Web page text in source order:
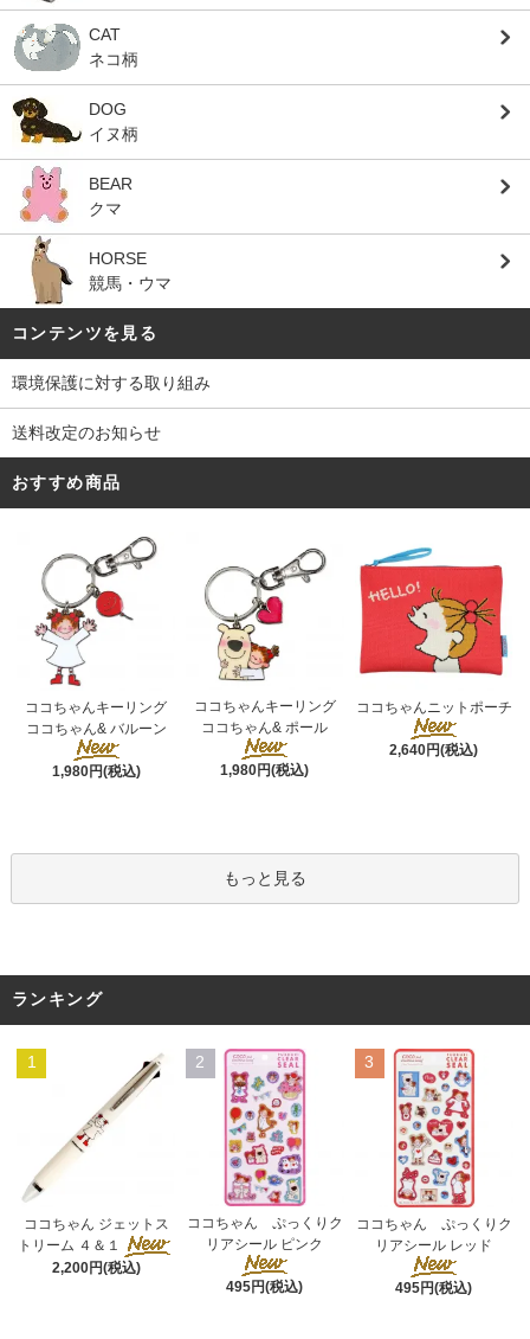
CAT
ネコ柄
DOG
イヌ柄
BEAR
クマ
HORSE
競馬・ウマ
コンテンツを見る
環境保護に対する取り組み
送料改定のお知らせ
おすすめ商品
ココちゃんキーリング
ココちゃん& バルーン
1,980円(税込)
ココちゃんキーリング
ココちゃん& ポール
1,980円(税込)
ココちゃんニットポーチ
2,640円(税込)
もっと見る
ランキング
1
ココちゃん ジェットス
トリーム ４＆１
2,200円(税込)
2
ココちゃん ぷっくりク
リアシール ピンク
495円(税込)
3
ココちゃん ぷっくりク
リアシール レッド
495円(税込)